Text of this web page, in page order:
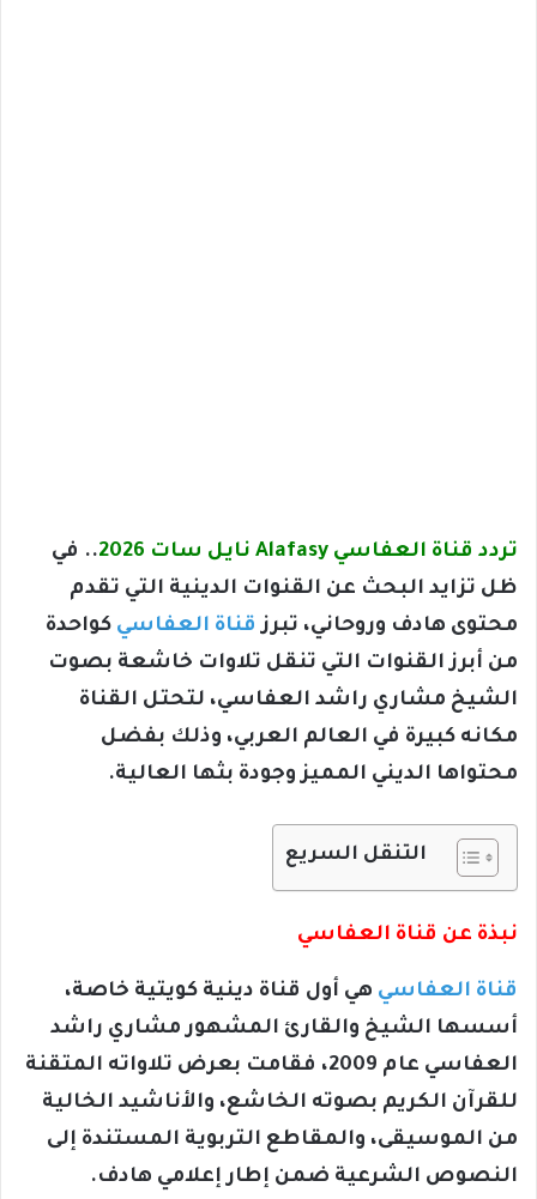
تردد قناة العفاسي Alafasy نايل سات 2026
.. في
ظل تزايد البحث عن القنوات الدينية التي تقدم
محتوى هادف وروحاني، تبرز قناة العفاسي كواحدة
من أبرز القنوات التي تنقل تلاوات خاشعة بصوت
الشيخ مشاري راشد العفاسي، لتحتل القناة
مكانه كبيرة في العالم العربي، وذلك بفضل
محتواها الديني المميز وجودة بثها العالية.
التنقل السريع
نبذة عن قناة العفاسي
قناة العفاسي هي أول قناة دينية كويتية خاصة،
أسسها الشيخ والقارئ المشهور مشاري راشد
العفاسي عام 2009، فقامت بعرض تلاواته المتقنة
للقرآن الكريم بصوته الخاشع، والأناشيد الخالية
من الموسيقى، والمقاطع التربوية المستندة إلى
النصوص الشرعية ضمن إطار إعلامي هادف.